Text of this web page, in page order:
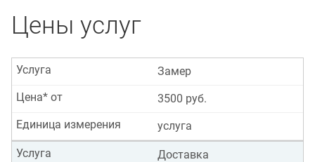
Цены услуг
Замер
Услуга
3500 руб.
Цена* от
услуга
Единица измерения
Доставка
Услуга